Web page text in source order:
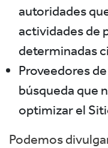
autoridades
actividades de
determinadas
Proveedores
búsqueda que
optimizar el
Podemos